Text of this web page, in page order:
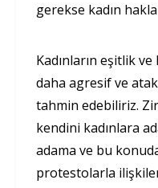
gerekse kadın
Kadınların eşitlik
daha agresif ve
tahmin edebiliriz.
kendini kadınlara
adama ve bu
protestolarla